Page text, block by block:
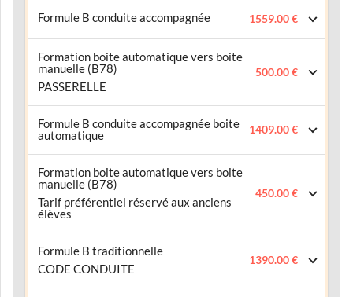
Formule B conduite accompagnée 1559.00 €
Formation boite automatique vers boite
manuelle (B78)
PASSERELLE
500.00 €
Formule B conduite accompagnée boite
automatique
1409.00 €
Formation boite automatique vers boite
manuelle (B78)
Tarif préférentiel réservé aux anciens
élèves
450.00 €
Formule B traditionnelle
CODE CONDUITE
1390.00 €